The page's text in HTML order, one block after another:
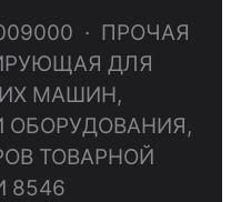
· ПРОЧАЯ
ДЛЯ
МАШИН,
ТОВАРНОЙ
8546